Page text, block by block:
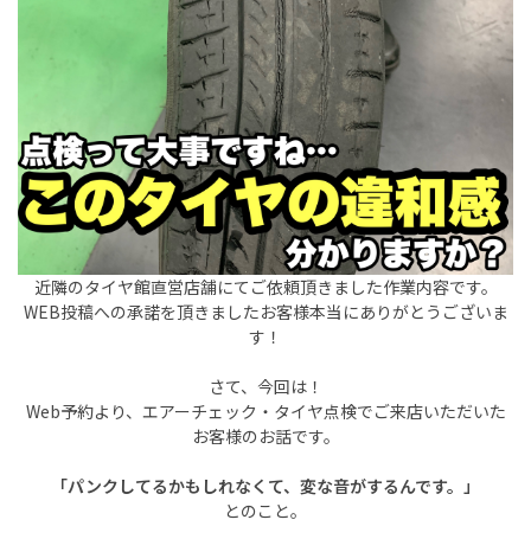
近隣のタイヤ館直営店舗にてご依頼頂きました作業内容です。
WEB投稿への承諾を頂きましたお客様本当にありがとうございま
す！
さて、今回は！
Web予約より、エアーチェック・タイヤ点検でご来店いただいた
お客様のお話です。
「パンクしてるかもしれなくて、変な音がするんです。」
とのこと。